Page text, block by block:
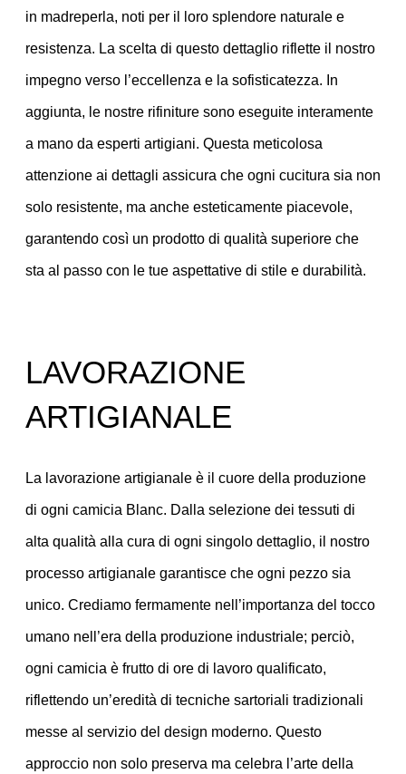
in madreperla, noti per il loro splendore naturale e
resistenza. La scelta di questo dettaglio riflette il nostro
impegno verso l’eccellenza e la sofisticatezza. In
aggiunta, le nostre rifiniture sono eseguite interamente
a mano da esperti artigiani. Questa meticolosa
attenzione ai dettagli assicura che ogni cucitura sia non
solo resistente, ma anche esteticamente piacevole,
garantendo così un prodotto di qualità superiore che
sta al passo con le tue aspettative di stile e durabilità.
LAVORAZIONE
ARTIGIANALE
La lavorazione artigianale è il cuore della produzione
di ogni camicia Blanc. Dalla selezione dei tessuti di
alta qualità alla cura di ogni singolo dettaglio, il nostro
processo artigianale garantisce che ogni pezzo sia
unico. Crediamo fermamente nell’importanza del tocco
umano nell’era della produzione industriale; perciò,
ogni camicia è frutto di ore di lavoro qualificato,
riflettendo un’eredità di tecniche sartoriali tradizionali
messe al servizio del design moderno. Questo
approccio non solo preserva ma celebra l’arte della